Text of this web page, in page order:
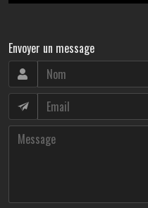
Envoyer un message